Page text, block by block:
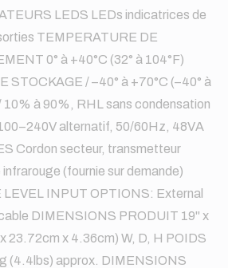
LEDS LEDs indicatrices de
TEMPERATURE DE
0° à +40°C (32° à 104°F)
STOCKAGE / –40° à +70°C (–40° à
à 90%, RHL sans condensation
alternatif, 50/60Hz, 48VA
Cordon secteur, transmetteur
(fournie sur demande)
INPUT OPTIONS: External
DIMENSIONS PRODUIT 19" x
23.72cm x 4.36cm) W, D, H POIDS
(4.4lbs) approx. DIMENSIONS